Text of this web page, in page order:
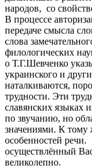
народов, со
В процессе
передаче смысла
слова
филологических
о Т.Г.Шевченко
украинского и
наталкиваются,
трудности. Эти
славянских языках
по звучанию, но
значениями. К тому
особенностей
осуществлённый
великолепно.